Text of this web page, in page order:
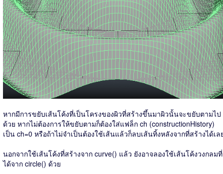
หากมีการขยับเส้นโค้งที่เป็นโครงของผิวที่สร้างขึ้นมาผิวนั้นจะขยับตามไป
ด้วย หากไม่ต้องการให้ขยับตามก็ต้องใส่แฟล็ก ch (constructionHistory)
เป็น ch=0 หรือถ้าไม่จำเป็นต้องใช้เส้นแล้วก็ลบเส้นทิ้งหลังจากที่สร้างได้เล
นอกจากใช้เส้นโค้งที่สร้างจาก curve() แล้ว ยังอาจลองใช้เส้นโค้งวงกลมที่
ได้จาก circle() ด้วย